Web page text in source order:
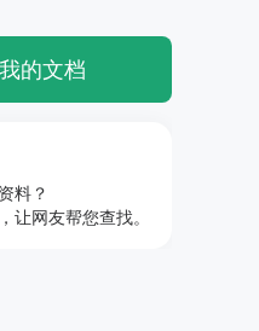
的文档
料？
，让网友帮您查找。